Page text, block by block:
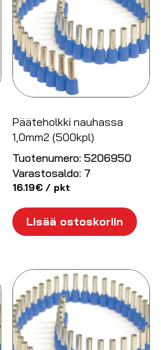
Pääteholkki nauhassa
1,0mm2 (500kpl)
Tuotenumero: 5206950
Varastosaldo: 7
16.19€ / pkt
Lisää ostoskoriin